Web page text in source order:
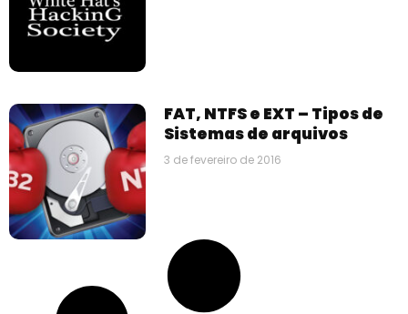
FAT, NTFS e EXT – Tipos de
Sistemas de arquivos
3 de fevereiro de 2016